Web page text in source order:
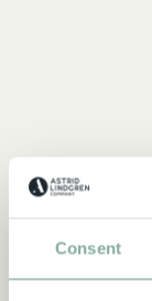
Consent